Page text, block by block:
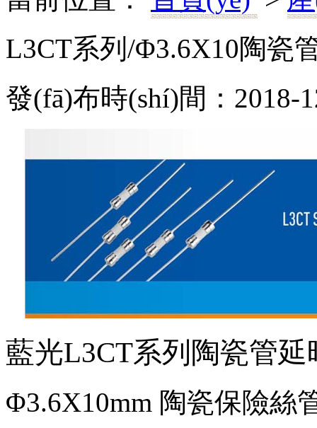
L3CT系列/Φ3.6X10陶瓷
發(fā)布時(shí)間：2018-
藍光L3CT系列陶瓷管
Φ3.6X10mm 陶瓷保險絲